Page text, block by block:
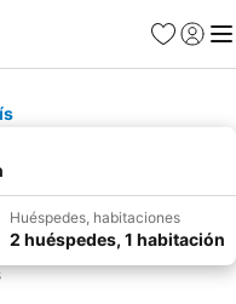
Favoritos
Iniciar
Huéspedes, habitaciones
2 huéspedes, 1 habitación